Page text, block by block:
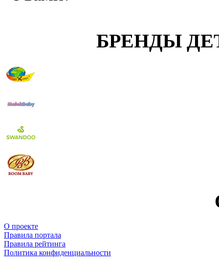
БРЕНДЫ
О проекте
Правила портала
Правила рейтинга
Политика конфиденциальности